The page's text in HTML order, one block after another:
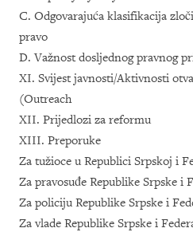
C. Odgovarajuća klasifikacija
pravo
D. Važnost dosljednog pravnog
XI. Svijest javnosti/Aktivnosti
(Outreach
XII. Prijedlozi za reformu
XIII. Preporuke
Za tužioce u Republici Srpskoj i
Za pravosuđe Republike Srpske i
Za policiju Republike Srpske i
Za vlade Republike Srpske i